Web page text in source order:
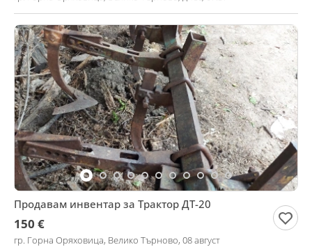
Продавам инвентар за Трактор ДТ-20
150 €
гр. Горна Оряховица, Велико Търново, 08 август